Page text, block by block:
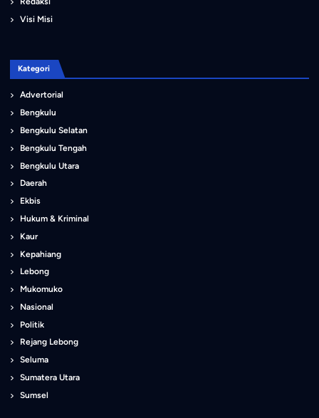
Visi Misi
Kategori
Advertorial
Bengkulu
Bengkulu Selatan
Bengkulu Tengah
Bengkulu Utara
Daerah
Ekbis
Hukum & Kriminal
Kaur
Kepahiang
Lebong
Mukomuko
Nasional
Politik
Rejang Lebong
Seluma
Sumatera Utara
Sumsel